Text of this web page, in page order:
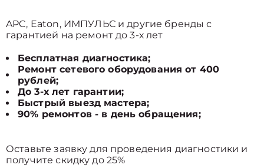
APC, Eaton, ИМПУЛЬС и другие бренды с
гарантией на ремонт до 3-х лет
Бесплатная диагностика;
Ремонт сетевого оборудования от 400
рублей;
До 3-х лет гарантии;
Быстрый выезд мастера;
90% ремонтов - в день обращения;
Оставьте заявку для проведения диагностики и
получите скидку до 25%